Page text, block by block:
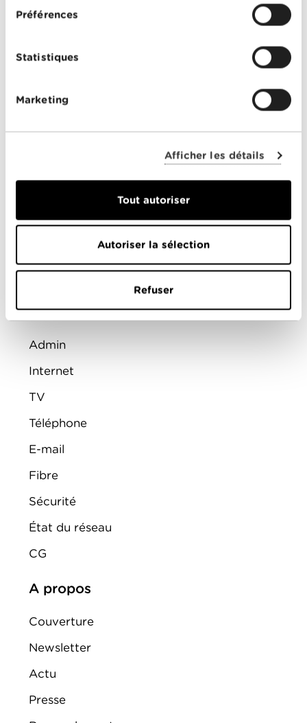
Préférences
Statistiques
Marketing
Afficher les détails
Tout autoriser
Autoriser la sélection
Refuser
Mobile
Montre d'alarme
Téléphonie
Aide
Admin
Internet
TV
Téléphone
E-mail
Fibre
Sécurité
État du réseau
CG
A propos
Couverture
Newsletter
Actu
Presse